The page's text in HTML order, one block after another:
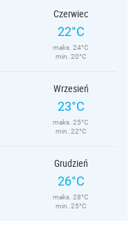
Czerwiec
22°C
maks. 24°C
min. 20°C
Wrzesień
23°C
maks. 25°C
min. 22°C
Grudzień
26°C
maks. 28°C
min. 25°C